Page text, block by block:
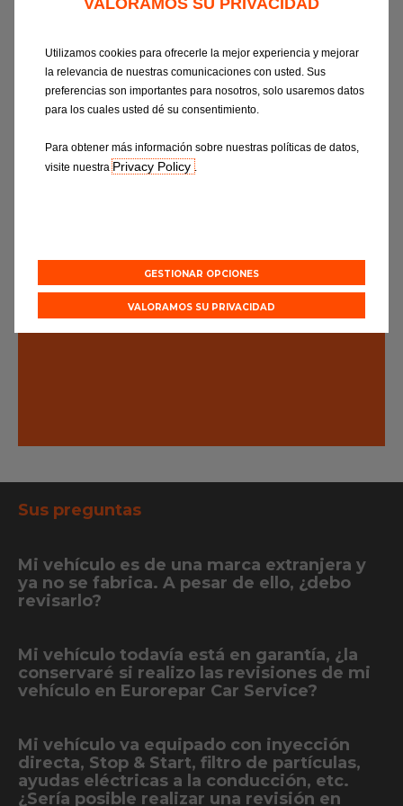
revisiones se realizan sistemáticamente según las
estrictas preconizaciones del fabricante y permiten
preservar la garantía de origen.
Consejos
pueden buen funcionamiento de las
escobillas del limpiaparabrisas y
del alumbrado deben controlarse
con mucha frecuencia, incluso
entre dos revisiones.
una
técnicos
Sus preguntas
Mi vehículo es de una marca extranjera y
ya no se fabrica. A pesar de ello, ¿debo
revisarlo?
Mi vehículo todavía está en garantía, ¿la
conservaré si realizo las revisiones de mi
vehículo en Eurorepar Car Service?
Mi vehículo va equipado con inyección
directa, Stop & Start, filtro de partículas,
ayudas eléctricas a la conducción, etc.
¿Sería posible realizar una revisión en
Utilizamos cookies para ofrecerle la mejor experiencia y mejorar
la relevancia de nuestras comunicaciones con usted. Sus
preferencias son importantes para nosotros, solo usaremos datos
para los cuales usted dé su consentimiento.
Para obtener más información sobre nuestras políticas de datos,
visite nuestraPrivacy Policy .
GESTIONAR OPCIONES
VALORAMOS SU PRIVACIDAD